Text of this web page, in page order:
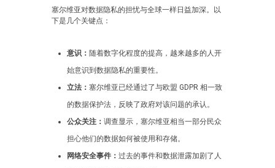
塞尔维亚对数据隐私的担忧与全球一样日益加深。以
下是几个关键点：
意识： 随着数字化程度的提高，越来越多的人开
始意识到数据隐私的重要性。
立法： 塞尔维亚已经通过了与欧盟 GDPR 相一致
的数据保护法，反映了政府对该问题的承认。
公众关注： 调查显示，塞尔维亚相当一部分民众
担心他们的数据如何被使用和存储。
网络安全事件： 过去的事件和数据泄露加剧了人